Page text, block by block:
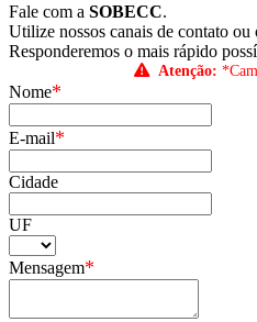
Fale com a SOBECC.
Utilize nossos canais de contato
Responderemos o mais rápido
Atenção:
Nome*
E-mail*
Cidade
UF
Mensagem*